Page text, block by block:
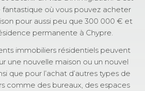
où vous pouvez acheter
pour aussi peu que 300 000 € et
permanente à Chypre.
immobiliers résidentiels peuvent
une nouvelle maison ou un nouvel
que pour l’achat d’autres types de
comme des bureaux, des espaces